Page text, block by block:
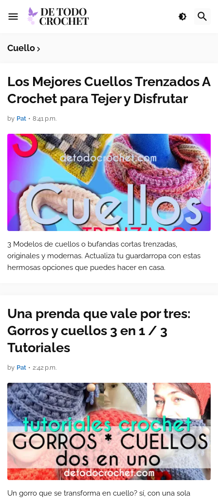
Cuello
Los Mejores Cuellos Trenzados A
Crochet para Tejer y Disfrutar
by Pat • 8:41 p.m.
3 Modelos de cuellos o bufandas cortas trenzadas,
originales y modernas. Actualiza tu guardarropa con estas
hermosas opciones que puedes hacer en casa.
Una prenda que vale por tres:
Gorros y cuellos 3 en 1 / 3
Tutoriales
by Pat • 2:42 p.m.
Un gorro que se transforma en cuello? sí, con una sola